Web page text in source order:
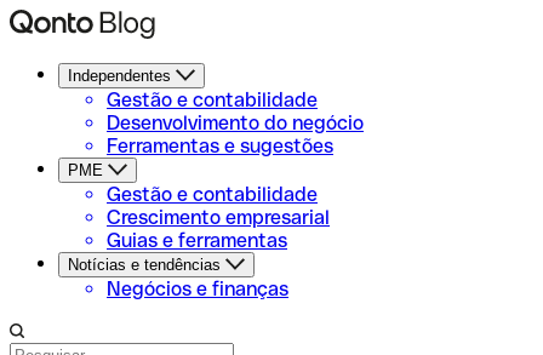
Independentes
Gestão e contabilidade
Desenvolvimento do negócio
Ferramentas e sugestões
PME
Gestão e contabilidade
Crescimento empresarial
Guias e ferramentas
Notícias e tendências
Negócios e finanças